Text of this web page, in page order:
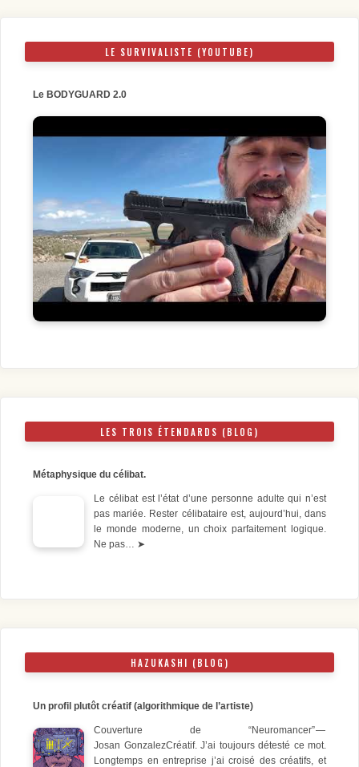
LE SURVIVALISTE (YOUTUBE)
Le BODYGUARD 2.0
LES TROIS ÉTENDARDS (BLOG)
Métaphysique du célibat.
Le célibat est l’état d’une personne adulte qui n’est
pas mariée. Rester célibataire est, aujourd’hui, dans
le monde moderne, un choix parfaitement logique.
Ne pas… ➤
HAZUKASHI (BLOG)
Un profil plutôt créatif (algorithmique de l’artiste)
Couverture de “Neuromancer” —
Josan GonzalezCréatif. J’ai toujours détesté ce mot.
Longtemps en entreprise j’ai croisé des créatifs, et